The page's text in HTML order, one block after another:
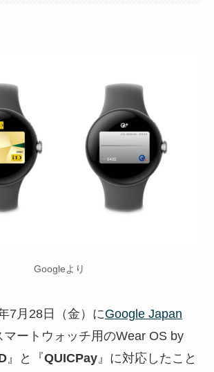
Googleより
7月28日（金）にGoogle Japan
マートウォッチ用のWear OS by
』と『QUICPay』に対応したこと